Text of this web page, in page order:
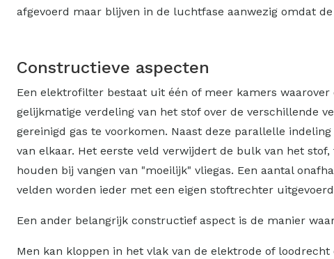
afgevoerd maar blijven in de luchtfase aanwezig omdat
Constructieve aspecten
Een elektrofilter bestaat uit één of meer kamers
gelijkmatige verdeling van het stof over de verschillende
gereinigd gas te voorkomen. Naast deze parallelle
van elkaar. Het eerste veld verwijdert de bulk van het
houden bij vangen van "moeilijk" vliegas. Een aantal
velden worden ieder met een eigen stoftrechter
Een ander belangrijk constructief aspect is de manier
Men kan kloppen in het vlak van de elektrode of